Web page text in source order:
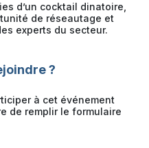
d’un cocktail dinatoire,
de réseautage et
experts du secteur.
?
à cet événement
de remplir le formulaire